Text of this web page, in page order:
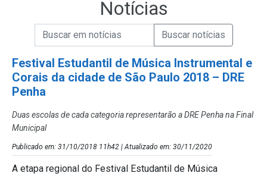
Notícias
Campo de Busca de Notícias
Campo de Busca de informaçõesEnviar a Busca de Notícias
Festival Estudantil de Música Instrumental e
Corais da cidade de São Paulo 2018 – DRE
Penha
Duas escolas de cada categoria representarão a DRE Penha na Final
Municipal
Publicado em: 31/10/2018 11h42 | Atualizado em: 30/11/2020
A etapa regional do Festival Estudantil de Música